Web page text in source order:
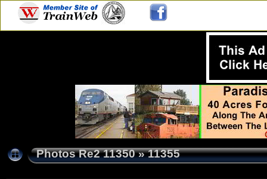
Photos Re2 11350»11355